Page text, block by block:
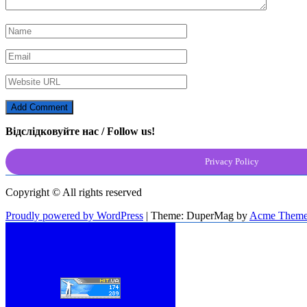
Відслідковуйте нас / Follow us!
Privacy Policy
Copyright © All rights reserved
Proudly powered by WordPress | Theme: DuperMag by Acme